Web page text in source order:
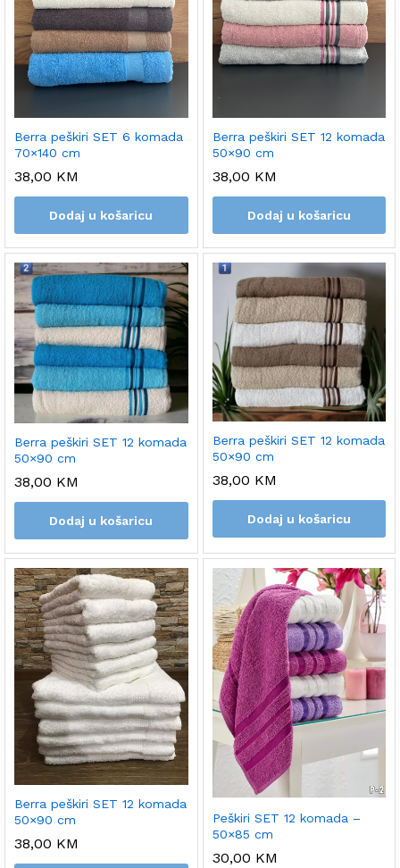
Berra peškiri SET 6 komada
70×140 cm
38,00 KM
Dodaj u košaricu
Berra peškiri SET 12 komada
50×90 cm
38,00 KM
Dodaj u košaricu
Berra peškiri SET 12 komada
50×90 cm
38,00 KM
Dodaj u košaricu
Berra peškiri SET 12 komada
50×90 cm
38,00 KM
Dodaj u košaricu
Berra peškiri SET 12 komada
50×90 cm
38,00 KM
Peškiri SET 12 komada –
50×85 cm
30,00 KM